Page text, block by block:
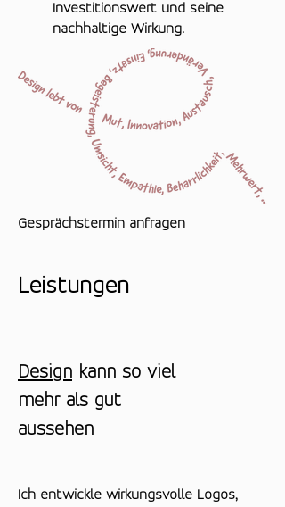
Investitionswert und seine
nachhaltige Wirkung.
Gesprächstermin anfragen
Leistungen
Design kann so viel
mehr als gut
aussehen
Ich entwickle wirkungsvolle Logos,